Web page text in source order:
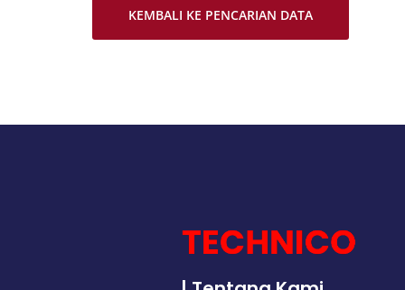
KEMBALI KE PENCARIAN DATA